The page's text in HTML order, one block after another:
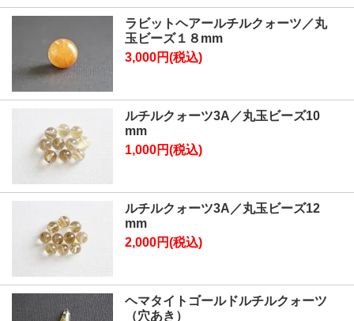
ラビットヘアールチルクォーツ／丸
玉ビーズ１８mm
3,000円(税込)
ルチルクォーツ3A／丸玉ビーズ10
mm
1,000円(税込)
ルチルクォーツ3A／丸玉ビーズ12
mm
2,000円(税込)
ヘマタイトゴールドルチルクォーツ
（穴あき）